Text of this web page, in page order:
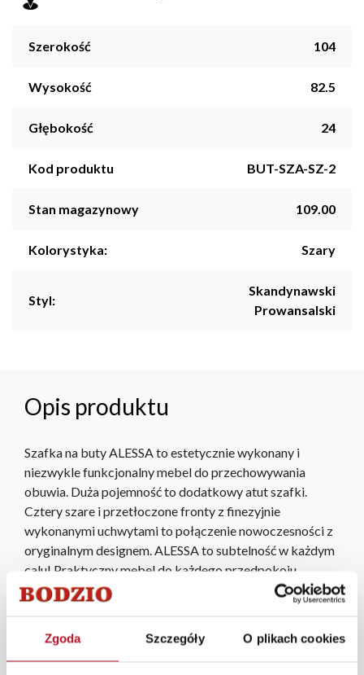
Zgoda Szczegóły O plikach cookies
Szerokość 104
Wysokość 82.5
Głębokość 24
Kod produktu BUT-SZA-SZ-2
Stan magazynowy 109.00
Kolorystyka: Szary
Styl:
Skandynawski
Prowansalski
Opis produktu
Szafka na buty ALESSA to estetycznie wykonany i
niezwykle funkcjonalny mebel do przechowywania
obuwia. Duża pojemność to dodatkowy atut szafki.
Cztery szare i przetłoczone fronty z finezyjnie
wykonanymi uchwytami to połączenie nowoczesności z
oryginalnym designem. ALESSA to subtelność w każdym
calu! Praktyczny mebel do każdego przedpokoju.
W każdym z salonów mebli Bodzio oferujemy pomoc w
programu Planer 3D bezpłatnie zaprojektują i
przygotują kompleksową wizualizację Państwa